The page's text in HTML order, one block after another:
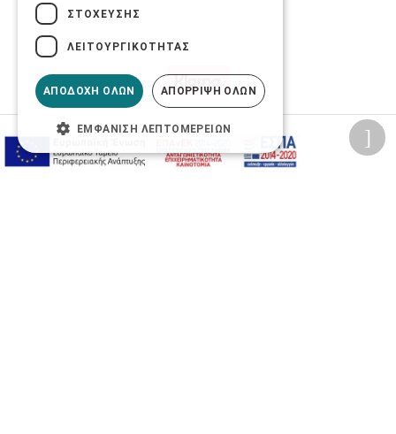
Όροι Χρήσης Ιστοσελίδας
ΣΤΌΧΕΥΣΗΣ
ΛΕΙΤΟΥΡΓΙΚΌΤΗΤΑΣ
ΑΠΟΔΟΧΉ ΌΛΩΝ ΑΠΌΡΡΙΨΗ ΌΛΩΝ
ΕΜΦΆΝΙΣΗ ΛΕΠΤΟΜΕΡΕΙΏΝ